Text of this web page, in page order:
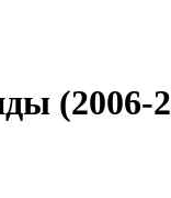
(2006-